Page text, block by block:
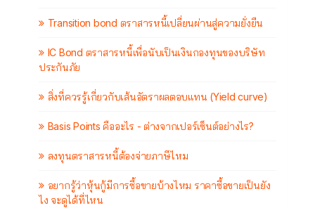
Transition bond ตราสารหนี้เปลี่ยนผ่านสู่ความยั่งยืน
IC Bond ตราสารหนี้เพื่อนับเป็นเงินกองทุนของบริษัท
ประกันภัย
สิ่งที่ควรรู้เกี่ยวกับเส้นอัตราผลตอบแทน (Yield curve)
Basis Points คืออะไร - ต่างจากเปอร์เซ็นต์อย่างไร?
ลงทุนตราสารหนี้ต้องจ่ายภาษีไหม
อยากรู้ว่าหุ้นกู้มีการซื้อขายบ้างไหม ราคาซื้อขายเป็นยัง
ไง จะดูได้ที่ไหน